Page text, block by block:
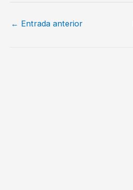
← Entrada anterior